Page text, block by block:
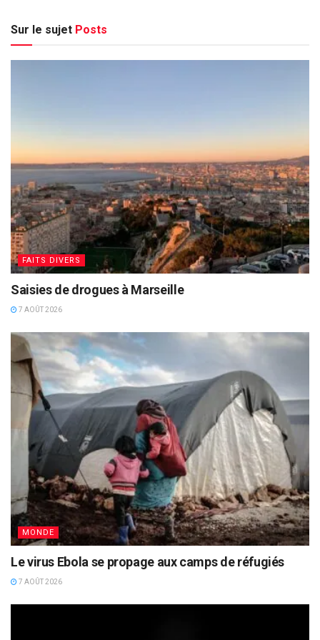
Sur le sujet Posts
FAITS DIVERS
Saisies de drogues à Marseille
7 AOÛT 2026
MONDE
Le virus Ebola se propage aux camps de réfugiés
7 AOÛT 2026